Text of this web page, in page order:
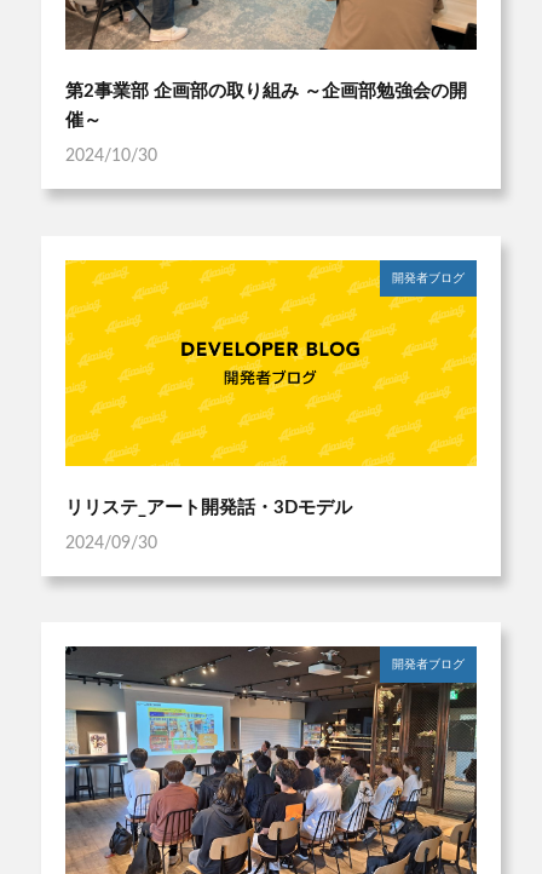
第2事業部 企画部の取り組み ～企画部勉強会の開
催～
2024/10/30
開発者ブログ
リリステ_アート開発話・3Dモデル
2024/09/30
開発者ブログ